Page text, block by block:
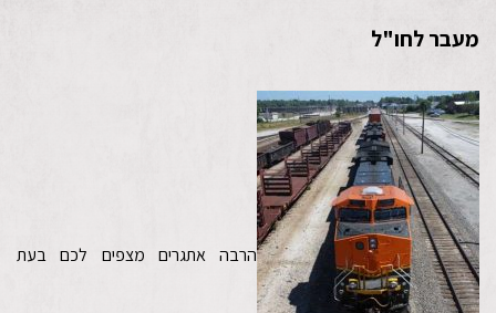
מעבר לחו"ל
הרבה אתגרים מצפים לכם בעת